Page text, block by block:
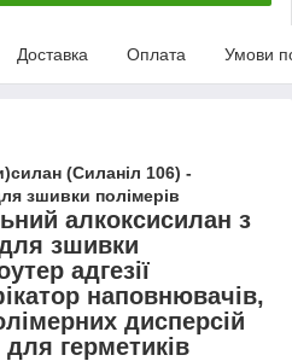
Доставка Оплата Умови
(Силаніл 106) -
зшивки полімерів
алкоксисилан з
зшивки
адгезії
наповнювачів,
дисперсій
герметиків